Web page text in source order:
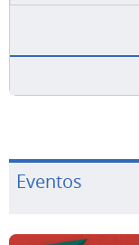
Eventos